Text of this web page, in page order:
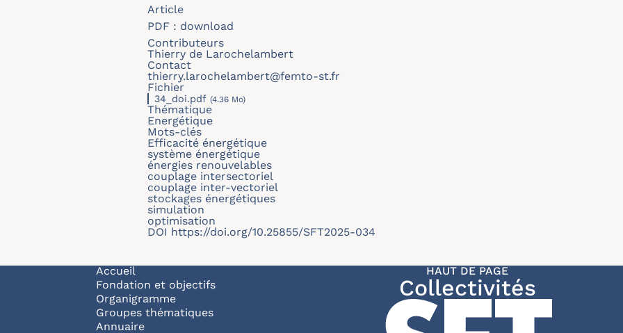
Article
PDF : download
Contributeurs
Thierry de Larochelambert
Contact
thierry.larochelambert@femto-st.fr
Fichier
34_doi.pdf (4.36 Mo)
Thématique
Energétique
Mots-clés
Efficacité énergétique
système énergétique
énergies renouvelables
couplage intersectoriel
couplage inter-vectoriel
stockages énergétiques
simulation
optimisation
DOI https://doi.org/10.25855/SFT2025-034
Navigation principale
Accueil
Fondation et objectifs
Organigramme
Groupes thématiques
Annuaire
HAUT DE PAGE
Collectivités